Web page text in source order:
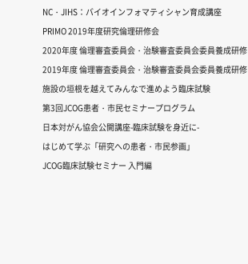
NC・JIHS：バイオインフォマティシャン育成講座
PRIMO 2019年度研究倫理研修会
2020年度 倫理審査委員会・治験審査委員会委員養成研修
2019年度 倫理審査委員会・治験審査委員会委員養成研修
施設の垣根を越えてみんなで進めよう臨床試験
第3回JCOG患者・市民セミナープログラム
日本対がん協会公開講座-臨床試験を身近に-
はじめて学ぶ「研究への患者・市民参画」
JCOG臨床試験セミナー 入門編